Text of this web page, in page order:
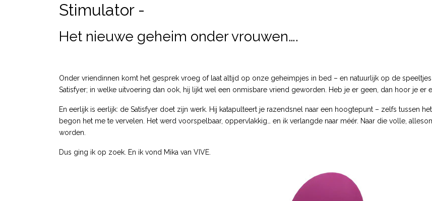
Stimulator -
Het nieuwe geheim onder vrouwen….
Onder vriendinnen komt het gesprek vroeg of laat altijd op onze geheimpjes in bed – en natuurlijk op de
Satisfyer; in welke uitvoering dan ook, hij lijkt wel een onmisbare vriend geworden. Heb je er geen, dan hoor je er
En eerlijk is eerlijk: de Satisfyer doet zijn werk. Hij katapulteert je razendsnel naar een hoogtepunt – zelfs tussen
begon het me te vervelen. Het werd voorspelbaar, oppervlakkig… en ik verlangde naar méér. Naar die volle,
worden.
Dus ging ik op zoek. En ik vond Mika van VIVE.